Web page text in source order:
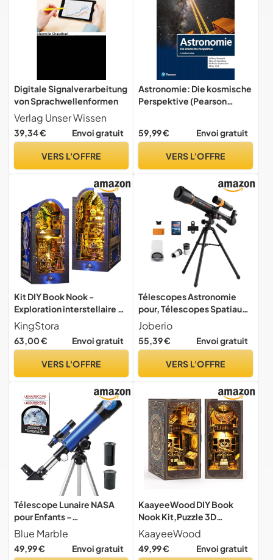
Digitale Signalverarbeitung
von Sprachwellenformen
Verlag Unser Wissen
39,34 € Envoi gratuit
VERS L'OFFRE
Astronomie: Die kosmische
Perspektive (Pearson
59,99 € Envoi gratuit
VERS L'OFFRE
Kit DIY Book Nook -
Exploration interstellaire -
Style gothique classique,
décoration étoilée épique,
idéal pour les amateurs
anti-poussière)
KingStora
63,00 € Envoi gratuit
VERS L'OFFRE
Télescopes Astronomie
pour, Télescopes Spatiaux
Monoculaires Extérieur,
Trépied pour Monoculaire,
Réfracteur Portable,
pour pour La Science
Joberio
55,39 € Envoi gratuit
VERS L'OFFRE
Télescope Lunaire NASA
pour Enfants –
Grossissement 90x, avec
Deux Oculaires, Trépied de
Table et Chercheur,
Blue Marble
49,99 € Envoi gratuit
KaayeeWood DIY Book
Nook Kit,Puzzle 3D
Miniatures en Bois avec
Éclairage LED, Booknook
Miniature House pour
KaayeeWood
49,99 € Envoi gratuit